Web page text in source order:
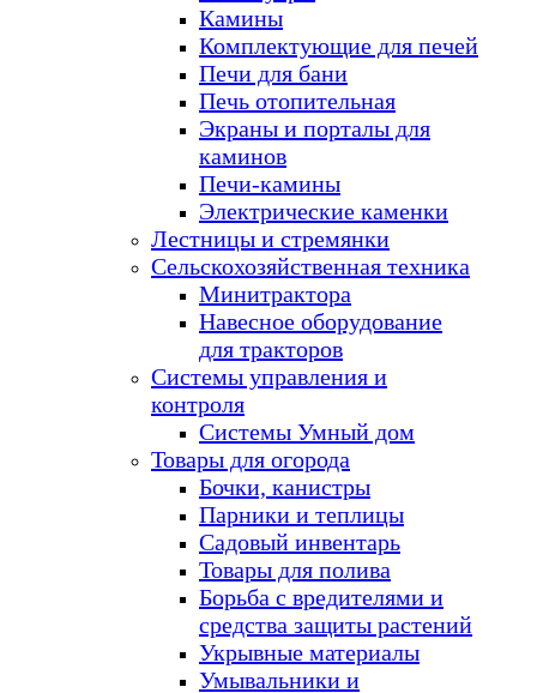
Камины
Комплектующие для печей
Печи для бани
Печь отопительная
Экраны и порталы для
каминов
Печи-камины
Электрические каменки
Лестницы и стремянки
Сельскохозяйственная техника
Минитрактора
Навесное оборудование
для тракторов
Системы управления и
контроля
Системы Умный дом
Товары для огорода
Бочки, канистры
Парники и теплицы
Садовый инвентарь
Товары для полива
Борьба с вредителями и
средства защиты растений
Укрывные материалы
Умывальники и